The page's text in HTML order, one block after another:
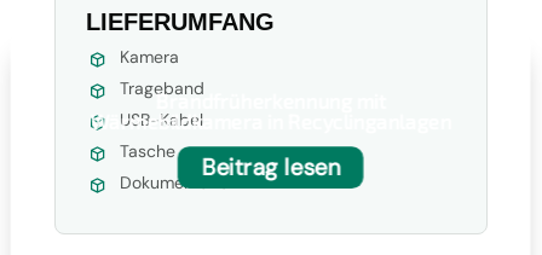
LIEFERUMFANG
Kamera
Trageband
USB-Kabel
Tasche
Dokumentation
Brandfrüherkennung mit
Wärmebildkamera in Recyclinganlagen
Beitrag lesen